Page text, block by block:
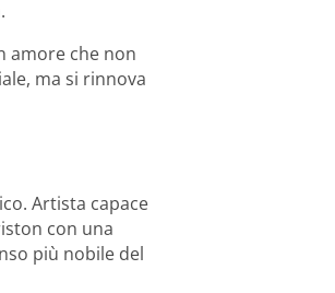
amore che non
ma si rinnova
Artista capace
con una
più nobile del